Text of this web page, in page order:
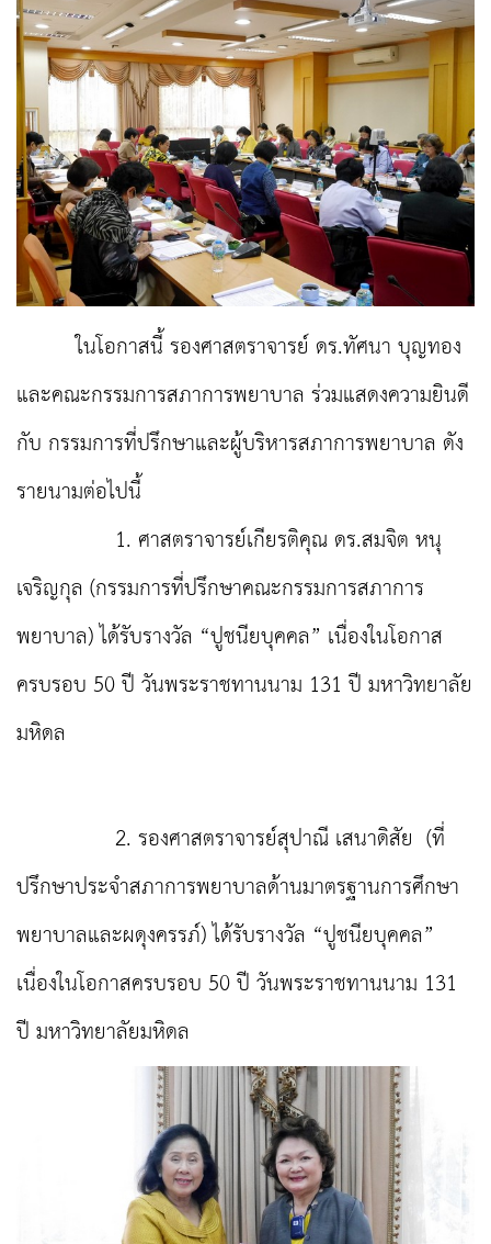
ในโอกาสนี้ รองศาสตราจารย์ ดร.ทัศนา บุญทอง
และคณะกรรมการสภาการพยาบาล ร่วมแสดงความยินดี
กับ กรรมการที่ปรึกษาและผู้บริหารสภาการพยาบาล ดัง
รายนามต่อไปนี้
1. ศาสตราจารย์เกียรติคุณ ดร.สมจิต หนุ
เจริญกุล (กรรมการที่ปรึกษาคณะกรรมการสภาการ
พยาบาล) ได้รับรางวัล “ปูชนียบุคคล” เนื่องในโอกาส
ครบรอบ 50 ปี วันพระราชทานนาม 131 ปี มหาวิทยาลัย
มหิดล
2. รองศาสตราจารย์สุปาณี เสนาดิสัย (ที่
ปรึกษาประจำสภาการพยาบาลด้านมาตรฐานการศึกษา
พยาบาลและผดุงครรภ์) ได้รับรางวัล “ปูชนียบุคคล”
เนื่องในโอกาสครบรอบ 50 ปี วันพระราชทานนาม 131
ปี มหาวิทยาลัยมหิดล